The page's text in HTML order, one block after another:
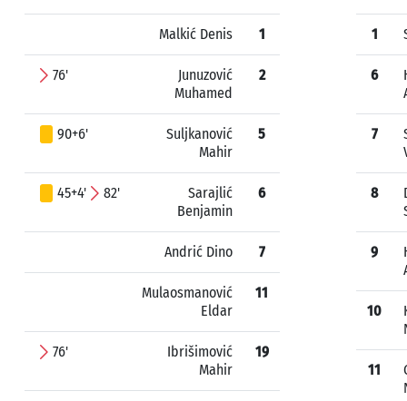
Malkić Denis 1
76'
Junuzović
Muhamed
2
90+6'
Suljkanović
Mahir
5
45+4' 82'
Sarajlić
Benjamin
6
Andrić Dino 7
Mulaosmanović
Eldar
11
76'
Ibrišimović
Mahir
19
1
6
7
8
9
10
11